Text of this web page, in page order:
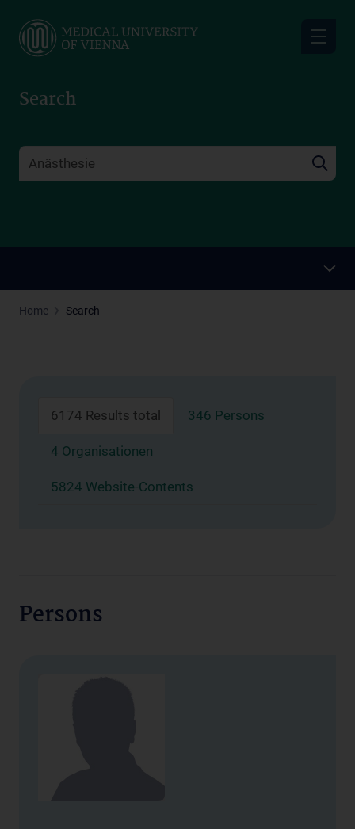
main
Search
Home Search
6174 Results total 346 Persons
4 Organisationen
5824 Website-Contents
Persons